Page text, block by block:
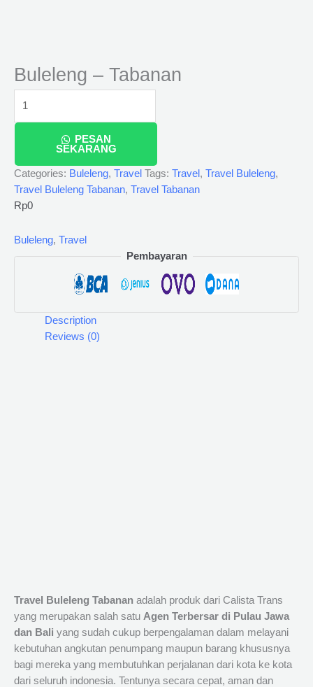
Buleleng – Tabanan
PESAN
SEKARANG
Categories: Buleleng, Travel Tags: Travel , Travel Buleleng,
Travel Buleleng Tabanan, Travel Tabanan
Rp0
Buleleng, Travel
Pembayaran
Description
Reviews (0)
Travel Buleleng Tabanan adalah produk dari Calista Trans
yang merupakan salah satu Agen Terbersar di Pulau Jawa
dan Bali yang sudah cukup berpengalaman dalam melayani
kebutuhan angkutan penumpang maupun barang khususnya
bagi mereka yang membutuhkan perjalanan dari kota ke kota
dari seluruh indonesia. Tentunya secara cepat, aman dan